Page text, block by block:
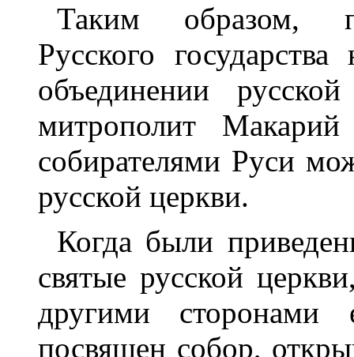
Таким образом,
Русского
объединении
митрополит
собирателями Руси
русской церкви.
Когда были
святые русской
другими
посвящен собор,